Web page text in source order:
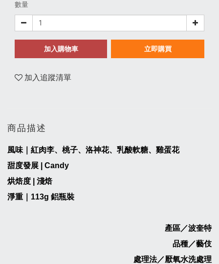
數量
加入購物車 立即購買
加入追蹤清單
商品描述
風味｜紅肉李、桃子、洛神花、乳酸軟糖、雞蛋花
甜度發展 | Candy
烘焙度 | 淺焙
淨重｜ 113g 鋁瓶裝
產區／波奎特
品種／藝伎
處理法／厭氧水洗處理